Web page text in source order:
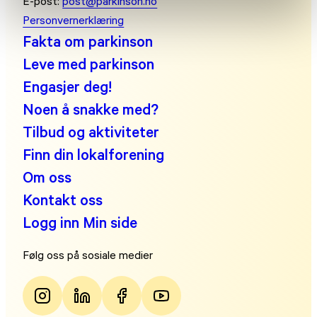
Personvernerklæring
Fakta om parkinson
Leve med parkinson
Engasjer deg!
Noen å snakke med?
Tilbud og aktiviteter
Finn din lokalforening
Om oss
Kontakt oss
Logg inn Min side
Følg oss på sosiale medier